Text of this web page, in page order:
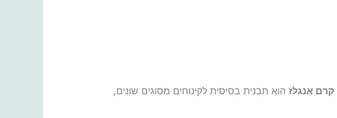
קרם אנגלזהוא תבנית בסיסית לקינוחים מסוגים שונים,